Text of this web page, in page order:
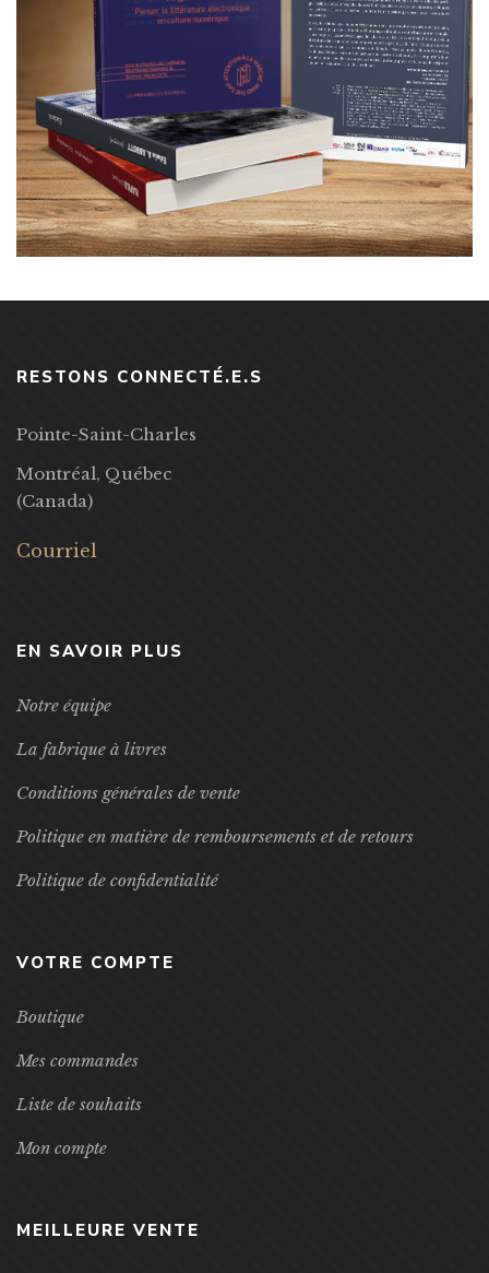
RESTONS CONNECTÉ.E.S
Pointe-Saint-Charles
Montréal, Québec
(Canada)
Courriel
EN SAVOIR PLUS
Notre équipe
La fabrique à livres
Conditions générales de vente
Politique en matière de remboursements et de retours
Politique de confidentialité
VOTRE COMPTE
Boutique
Mes commandes
Liste de souhaits
Mon compte
MEILLEURE VENTE